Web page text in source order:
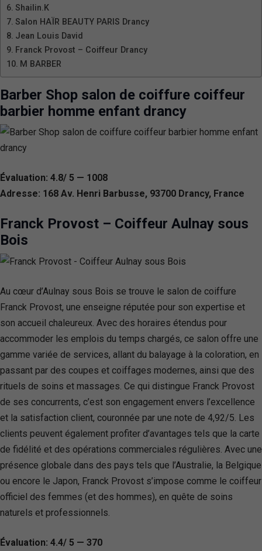
Shailin.K
Salon HAÏR BEAUTY PARIS Drancy
Jean Louis David
Franck Provost – Coiffeur Drancy
M BARBER
Barber Shop salon de coiffure coiffeur
barbier homme enfant drancy
Évaluation: 4.8/ 5 — 1008
Adresse: 168 Av. Henri Barbusse, 93700 Drancy, France
Franck Provost – Coiffeur Aulnay sous
Bois
Au cœur d’Aulnay sous Bois se trouve le salon de coiffure
Franck Provost, une enseigne réputée pour son expertise et
son accueil chaleureux. Avec des horaires étendus pour
accommoder les emplois du temps chargés, ce salon offre une
gamme variée de services, allant du balayage à la coloration, en
passant par des coupes et coiffages modernes, ainsi que des
rituels de soins et massages. Ce qui distingue Franck Provost
de ses concurrents, c’est son engagement envers l’excellence
et la satisfaction client, couronnée par une note de 4,92/5. Les
clients peuvent également profiter d’avantages tels que la carte
de fidélité et des opérations commerciales régulières. Avec une
présence globale dans des pays tels que l’Australie, la Belgique
ou encore le Japon, Franck Provost s’impose comme le coiffeur
officiel des femmes (et des hommes), en quête de soins
naturels et professionnels.
Évaluation: 4.4/ 5 — 370